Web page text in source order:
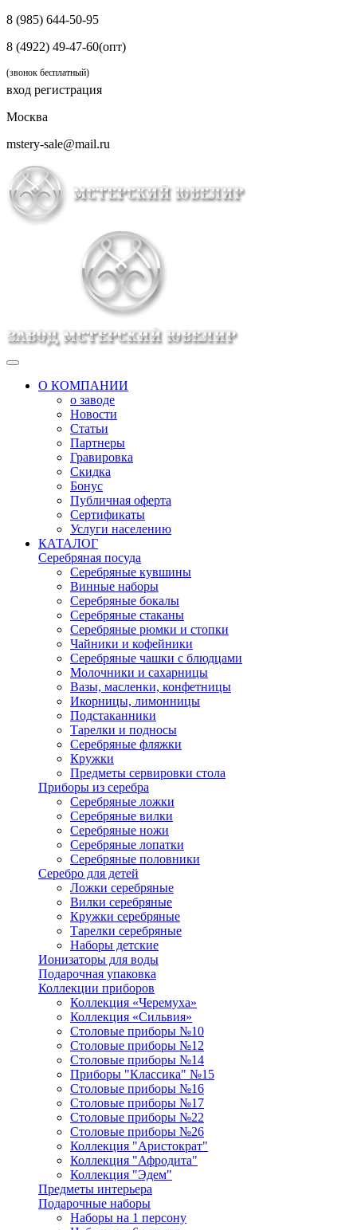
8 (985) 644-50-95
8 (4922) 49-47-60(опт)
(звонок бесплатный)
вход регистрация
Москва
mstery-sale@mail.ru
О КОМПАНИИ
о заводе
Новости
Статьи
Партнеры
Гравировка
Скидка
Бонус
Публичная оферта
Сертификаты
Услуги населению
КАТАЛОГ
Серебряная посуда
Серебряные кувшины
Винные наборы
Серебряные бокалы
Серебряные стаканы
Серебряные рюмки и стопки
Чайники и кофейники
Серебряные чашки с блюдцами
Молочники и сахарницы
Вазы, масленки, конфетницы
Икорницы, лимонницы
Подстаканники
Тарелки и подносы
Серебряные фляжки
Кружки
Предметы сервировки стола
Приборы из серебра
Серебряные ложки
Серебряные вилки
Серебряные ножи
Серебряные лопатки
Серебряные половники
Серебро для детей
Ложки серебряные
Вилки серебряные
Кружки серебряные
Тарелки серебряные
Наборы детские
Ионизаторы для воды
Подарочная упаковка
Коллекции приборов
Коллекция «Черемуха»
Коллекция «Сильвия»
Столовые приборы №10
Столовые приборы №12
Столовые приборы №14
Приборы "Классика" №15
Столовые приборы №16
Столовые приборы №17
Столовые приборы №22
Столовые приборы №26
Коллекция "Аристократ"
Коллекция "Афродита"
Коллекция "Эдем"
Предметы интерьера
Подарочные наборы
Наборы на 1 персону